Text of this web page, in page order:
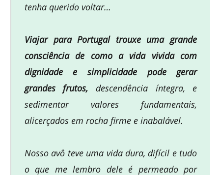
tenha querido voltar…
Viajar para Portugal trouxe uma grande
consciência de como a vida vivida com
dignidade e simplicidade pode gerar
grandes frutos, descendência íntegra, e
sedimentar valores fundamentais,
alicerçados em rocha firme e inabalável.
Nosso avô teve uma vida dura, difícil e tudo
o que me lembro dele é permeado por